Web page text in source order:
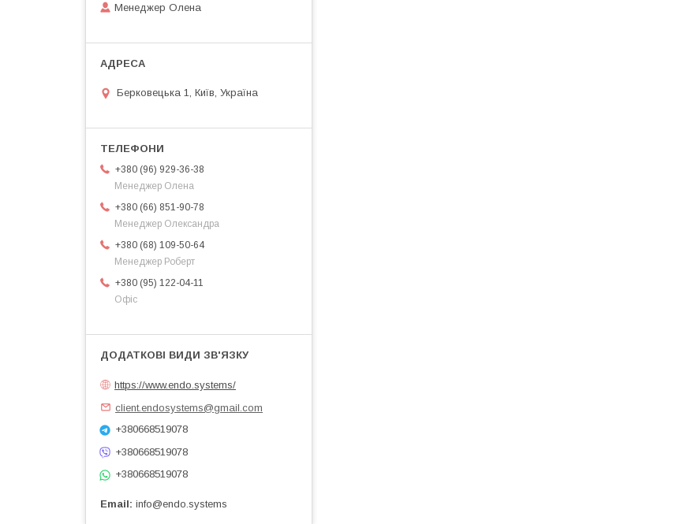
Менеджер Олена
Берковецька 1, Київ, Україна
+380 (96) 929-36-38
Менеджер Олена
+380 (66) 851-90-78
Менеджер Олександра
+380 (68) 109-50-64
Менеджер Роберт
+380 (95) 122-04-11
Офіс
https://www.endo.systems/
client.endosystems@gmail.com
+380668519078
+380668519078
+380668519078
Email info@endo.systems